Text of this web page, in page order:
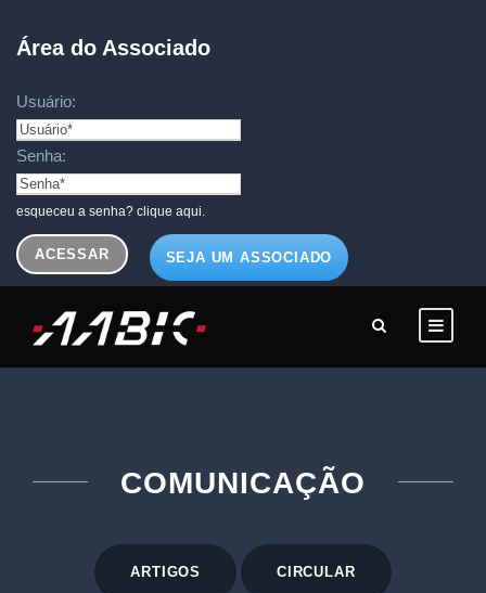
Área do Associado
Usuário:
Senha:
esqueceu a senha? clique aqui.
SEJA UM ASSOCIADO
COMUNICAÇÃO
ARTIGOS CIRCULAR